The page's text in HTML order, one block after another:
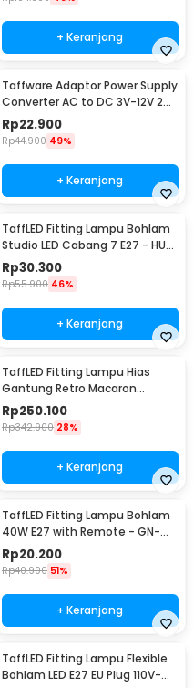
+ Keranjang
Taffware Adaptor Power Supply
Converter AC to DC 3V-12V 2A
Adjustable - 31220
Rp22.900
Rp44.900 49%
+ Keranjang
TaffLED Fitting Lampu Bohlam
Studio LED Cabang 7 E27 - HU-
700
Rp30.300
Rp55.900 46%
+ Keranjang
TaffLED Fitting Lampu Hias
Gantung Retro Macaron
Hanging Lamp E27 - LPL139
Rp250.100
Rp342.900 28%
+ Keranjang
TaffLED Fitting Lampu Bohlam
40W E27 with Remote - GN-
428
Rp20.200
Rp40.900 51%
+ Keranjang
TaffLED Fitting Lampu Flexible
Bohlam LED E27 EU Plug 110V-